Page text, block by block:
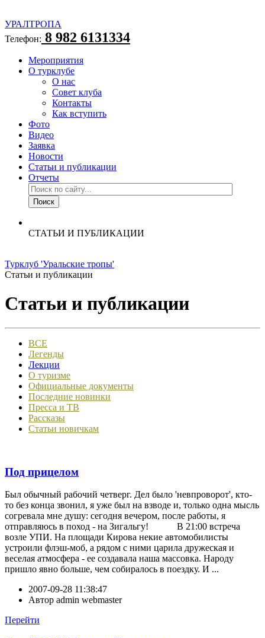
УРАЛТРОПА
Телефон: 8 982 6131334
Мероприятия
О турклубе
О нас
Совет клуба
Контакты
Как вступить
Фото
Видео
Заявка
Новости
Статьи и публикации
Отчеты
СТАТЬИ И ПУБЛИКАЦИИ
Турклуб 'Уральские тропы'
Статьи и публикации
Статьи и публикации
ВСЕ
Легенды
Лекции
О туризме
Официальные документы
Последние новинки
Пресса и ТВ
Рассказы
Статьи новичкам
Под прицелом
Был обычный рабочий четверг. Дел было 'невпроворот', кто-
то без конца звонил, я уже был на взводе и, только одна мысль
согревала мне душу: сегодня вечером, после работы, я
отправляюсь в поход - на Зигальгу! В 21:00 встреча
возле УПИ. На площади Кирова некие автомобилисты
устроили флэш-моб, а рядом с ними царила дружеская и
веселая атмосфера - ее создавала наша массовка. Народу
пришло явно больше, чем собиралось в поездку. И ...
2007-09-28 11:38:47
Автор admin webmaster
Перейти